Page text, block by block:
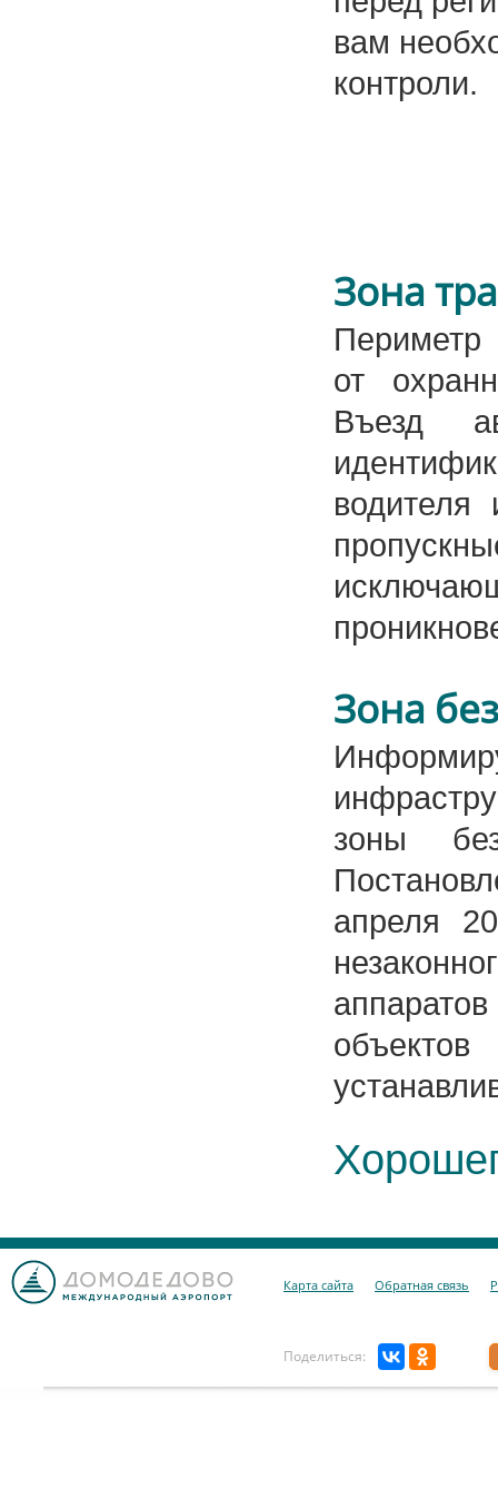
вам
контроли.
Зона
Периметр
от
Въезд
водителя
Зона
зоны
апреля
Карта сайта Обратная связь
Поделиться: